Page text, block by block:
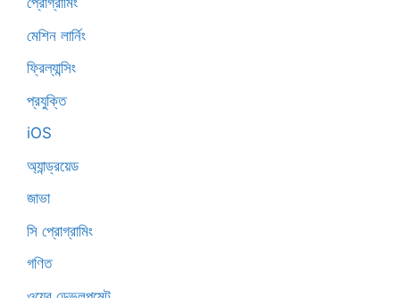
মেশিন লার্নিং
ফ্রিল্যান্সিং
প্রযুক্তি
iOS
অ্যান্ড্রয়েড
জাভা
সি প্রোগ্রামিং
গণিত